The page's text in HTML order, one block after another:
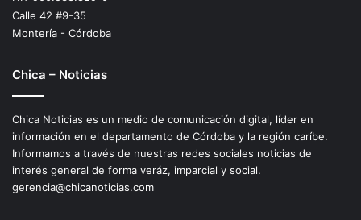
Calle 42 #9-35
Montería - Córdoba
Chica – Noticias
Chica Noticias es un medio de comunicación digital, líder en
información en el departamento de Córdoba y la región caríbe.
Informamos a través de nuestras redes sociales noticias de
interés general de forma veráz, imparcial y social.
gerencia@chicanoticias.com